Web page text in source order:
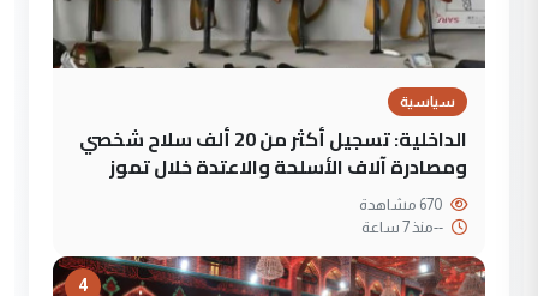
سياسية
الداخلية: تسجيل أكثر من 20 ألف سلاح شخصي
ومصادرة آلاف الأسلحة والاعتدة خلال تموز
--منذ 7 ساعة
4